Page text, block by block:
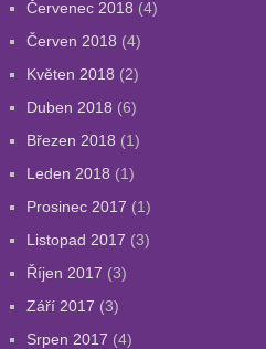
Červenec 2018 (4)
Červen 2018 (4)
Květen 2018 (2)
Duben 2018 (6)
Březen 2018 (1)
Leden 2018 (1)
Prosinec 2017 (1)
Listopad 2017 (3)
Říjen 2017 (3)
Září 2017 (3)
Srpen 2017 (4)